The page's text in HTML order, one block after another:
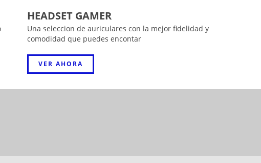
HEADSET GAMER
Una seleccion de auriculares con la mejor fidelidad y
comodidad que puedes encontar
VER AHORA